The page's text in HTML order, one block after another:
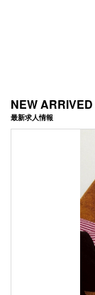
NEW
最新求人情報